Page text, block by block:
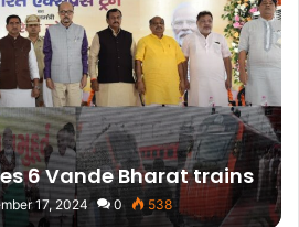
6 Vande Bharat trains
17, 2024 0 538